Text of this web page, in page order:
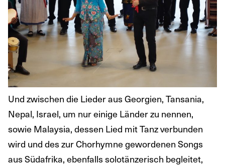
Und zwischen die Lieder aus Georgien, Tansania,
Nepal, Israel, um nur einige Länder zu nennen,
sowie Malaysia, dessen Lied mit Tanz verbunden
wird und des zur Chorhymne gewordenen Songs
aus Südafrika, ebenfalls solotänzerisch begleitet,